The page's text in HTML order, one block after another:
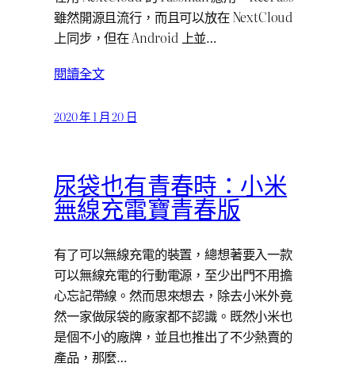
雖然開源且流行，而且可以放在 NextCloud
上同步，但在 Android 上並…
閱讀全文
2020 年 1 月 20 日
尿袋也有青春時：小米
無線充電寶青春版
有了可以無線充電的裝置，總想著要入一款
可以無線充電的行動電源，至少出門不用擔
心忘記帶線。然而思來想去，除去小米外竟
然一家做尿袋的廠家都不認識。既然小米也
是個不小的廠牌，並且也推出了不少熱賣的
產品，那麼…